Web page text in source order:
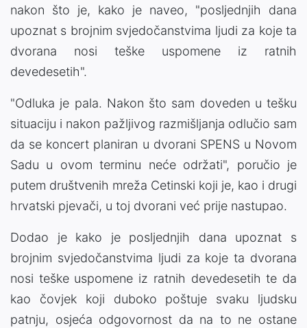
nakon što je, kako je naveo, "posljednjih dana
upoznat s brojnim svjedočanstvima ljudi za koje ta
dvorana nosi teške uspomene iz ratnih
devedesetih".
"Odluka je pala. Nakon što sam doveden u tešku
situaciju i nakon pažljivog razmišljanja odlučio sam
da se koncert planiran u dvorani SPENS u Novom
Sadu u ovom terminu neće održati", poručio je
putem društvenih mreža Cetinski koji je, kao i drugi
hrvatski pjevači, u toj dvorani već prije nastupao.
Dodao je kako je posljednjih dana upoznat s
brojnim svjedočanstvima ljudi za koje ta dvorana
nosi teške uspomene iz ratnih devedesetih te da
kao čovjek koji duboko poštuje svaku ljudsku
patnju, osjeća odgovornost da na to ne ostane